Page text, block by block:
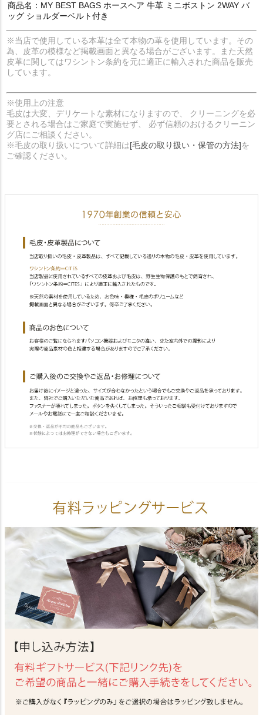
商品名：MY BEST BAGS ホースヘア 牛革 ミニボストン 2WAY バ
ッグ ショルダーベルト付き
※当店で使用している本革は全て本物の革を使用しています。その
為、皮革の模様など掲載画面と異なる場合がございます。また天然
皮革に関してはワシントン条約を元に適正に輸入された商品を販売
しています。
※使用上の注意
毛皮は大変、デリケートな素材になりますので、 クリーニングを必
要とされる場合はご家庭で実施せず、 必ず信頼のおけるクリーニン
グ店にご相談ください。
※毛皮の取り扱いについて詳細は[毛皮の取り扱い・保管の方法]を
ご確認ください。